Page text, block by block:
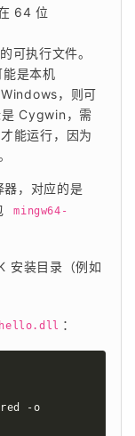
64 位
可执行文件。
是本机
，则可
Cygwin，需
能运行，因为
，对应的是
mingw64-
安装目录（例如
hello.dll ：
-o